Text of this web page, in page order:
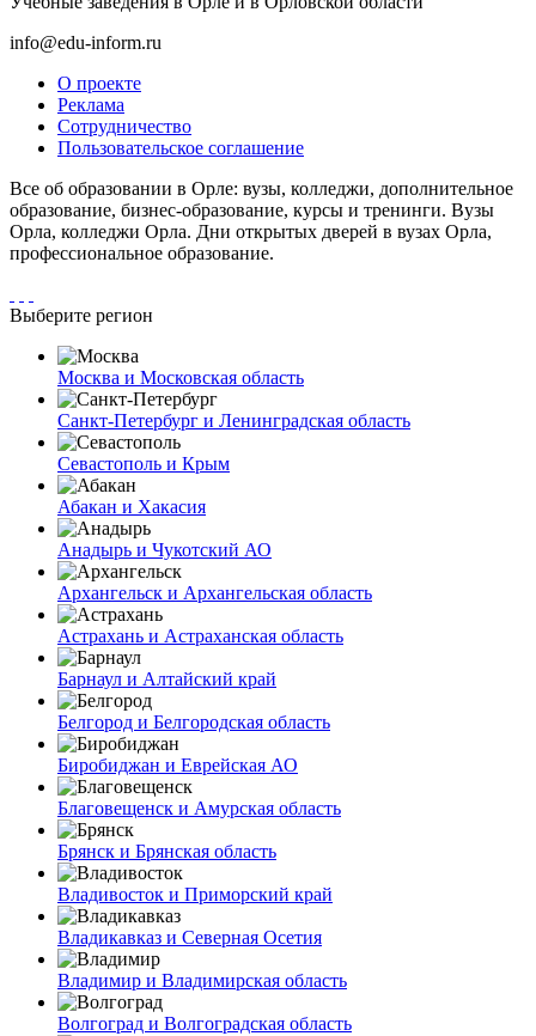
info@edu-inform.ru
О проекте
Реклама
Сотрудничество
Пользовательское соглашение
Все об образовании в Орле: вузы, колледжи, дополнительное
образование, бизнес-образование, курсы и тренинги. Вузы
Орла, колледжи Орла. Дни открытых дверей в вузах Орла,
профессиональное образование.
Выберите регион
Москва и Московская область
Санкт-Петербург и Ленинградская область
Севастополь и Крым
Абакан и Хакасия
Анадырь и Чукотский АО
Архангельск и Архангельская область
Астрахань и Астраханская область
Барнаул и Алтайский край
Белгород и Белгородская область
Биробиджан и Еврейская АО
Благовещенск и Амурская область
Брянск и Брянская область
Владивосток и Приморский край
Владикавказ и Северная Осетия
Владимир и Владимирская область
Волгоград и Волгоградская область